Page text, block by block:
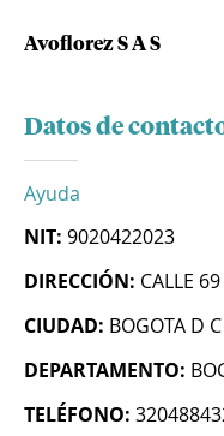
Avoflorez S A S
Datos de
Ayuda
NIT: 9020422023
DIRECCIÓN: CALLE
CIUDAD: BOGOTA D C
DEPARTAMENTO:
TELÉFONO: